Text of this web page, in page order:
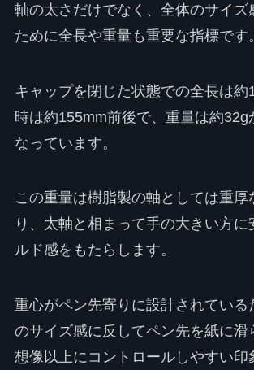
軸の太さだけでなく、全体のサイズ
ために全長や重量も重要な指標です。
キャップを閉じた状態での全長は約
時は約155mm前後で、重量は約32g
なっています。
この重量は樹脂製の軸としては重厚
り、太軸と相まって手の大きい方に
ルド感をもたらします。
重心がペン先寄りに設計されている
のサイズ感に反してペン先を紙に滑
想像以上にコントロールしやすい印